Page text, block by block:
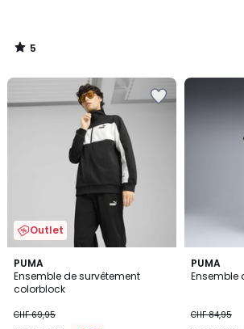
5
/
Outlet
PUMA
Ensemble de survêtement
colorblock
CHF 69,95
PUMA
Ensemble
CHF 84,95
3
Couleurs